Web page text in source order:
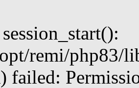
remi/php83/
failed: